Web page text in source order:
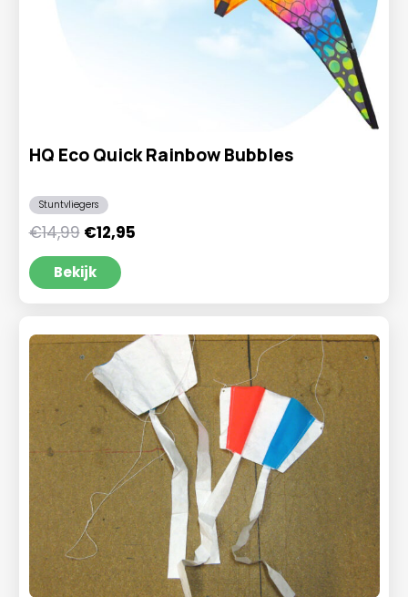
HQ Eco Quick Rainbow Bubbles
Stuntvliegers
€14,99 Oorspronkelijke
prijs
was:
€14,99.
€12,95Huidige
Bekijk